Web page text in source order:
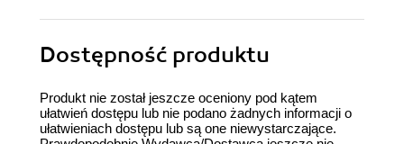
Dostępność produktu
Produkt nie został jeszcze oceniony pod kątem
ułatwień dostępu lub nie podano żadnych informacji o
ułatwieniach dostępu lub są one niewystarczające.